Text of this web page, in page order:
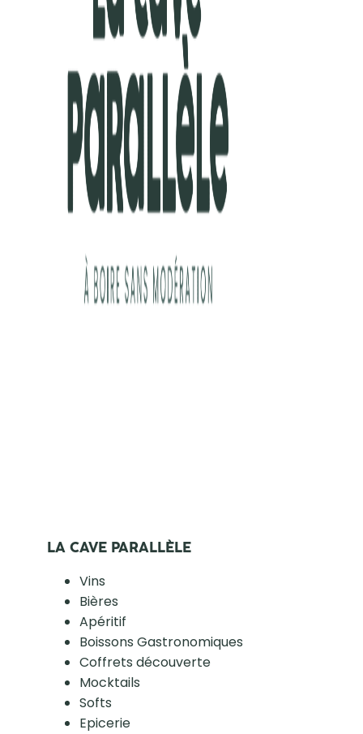
LA CAVE PARALLÈLE
Vins
Bières
Apéritif
Boissons Gastronomiques
Coffrets découverte
Mocktails
Softs
Epicerie